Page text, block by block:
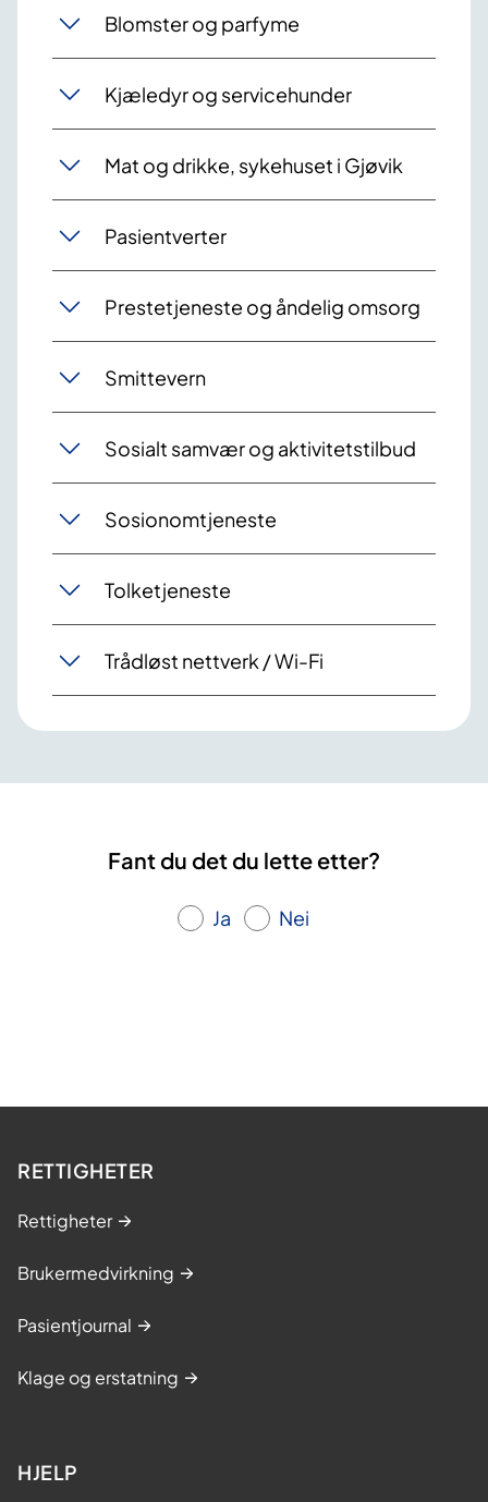
Blomster og parfyme
Kjæledyr og servicehu​​nder
Mat og drikke, sykehuset i Gjøvik
Pasientverter
Prestetjeneste og åndelig omsorg
Smittevern
Sosialt samvær og aktivitetstilbud
Sosionomtjeneste
Tolketjeneste
Trådløst nettverk / Wi-Fi
Fant du det du lette etter?
Ja Nei
RETTIGHETER
Rettigheter
Brukermedvirkning
Pasientjournal
Klage og erstatning
HJELP